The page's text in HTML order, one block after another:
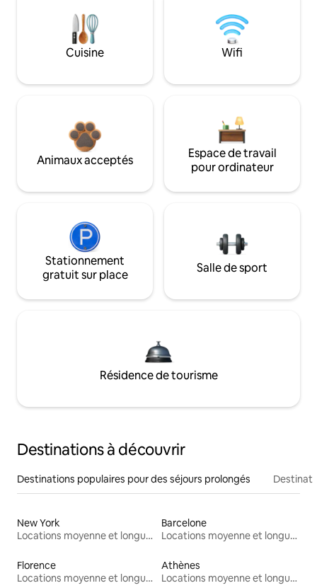
Cuisine Wifi
Animaux acceptés
Espace de travail
pour ordinateur
Stationnement
gratuit sur place
Salle de sport
Résidence de tourisme
Destinations à découvrir
Destinations populaires pour des séjours prolongés
New York
Locations moyenne et longue durée
Barcelone
Locations moyenne et longue durée
Florence
Locations moyenne et longue durée
Athènes
Locations moyenne et longue durée